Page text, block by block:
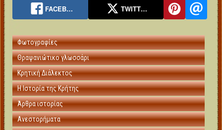
FACEB… TWITT…
Φωτογραφίες
Θραψανιώτικο γλωσσάρι
Κρητική Διάλεκτος
Η Ιστορία της Κρήτης
Άρθρα ιστορίας
Ανεστορήματα